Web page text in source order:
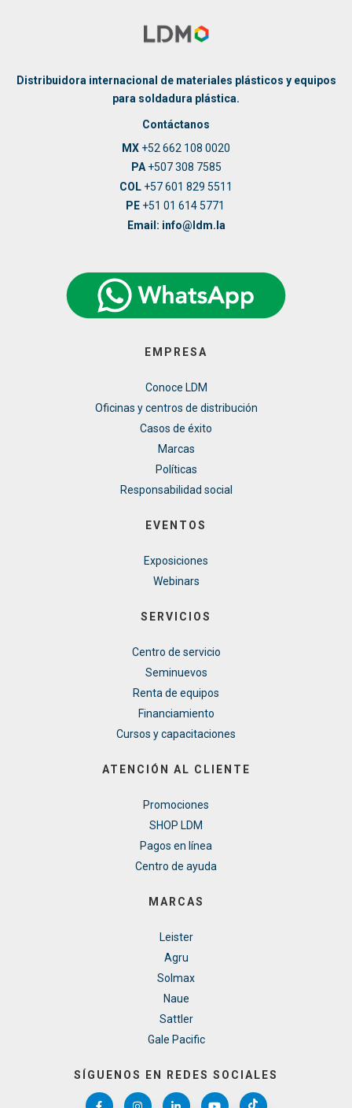
Distribuidora internacional de materiales plásticos y equipos
para soldadura plástica.
Contáctanos
MX +52 662 108 0020
PA+507 308 7585
COL +57 601 829 5511
PE +51 01 614 5771
Email: info@ldm.la
EMPRESA
Conoce LDM
Oficinas y centros de distribución
Casos de éxito
Marcas
Políticas
Responsabilidad social
EVENTOS
Exposiciones
Webinars
SERVICIOS
Centro de servicio
Seminuevos
Renta de equipos
Financiamiento
Cursos y capacitaciones
ATENCIÓN AL CLIENTE
Promociones
SHOP LDM
Pagos en línea
Centro de ayuda
MARCAS
Leister
Agru
Solmax
Naue
Sattler
Gale Pacific
SÍGUENOS EN REDES SOCIALES